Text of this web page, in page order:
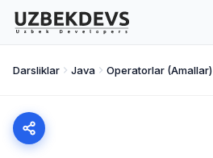
Darsliklar Java Operatorlar (Amallar)